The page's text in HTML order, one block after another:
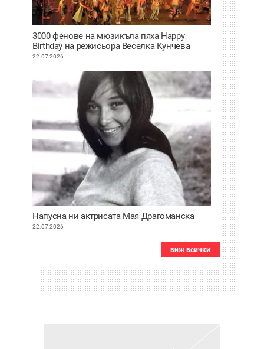
3000 фенове на мюзикъла пяха Happy
Birthday на режисьора Веселка Кунчева
22.07.2026
Напусна ни актрисата Мая Драгоманска
22.07.2026
виж всички